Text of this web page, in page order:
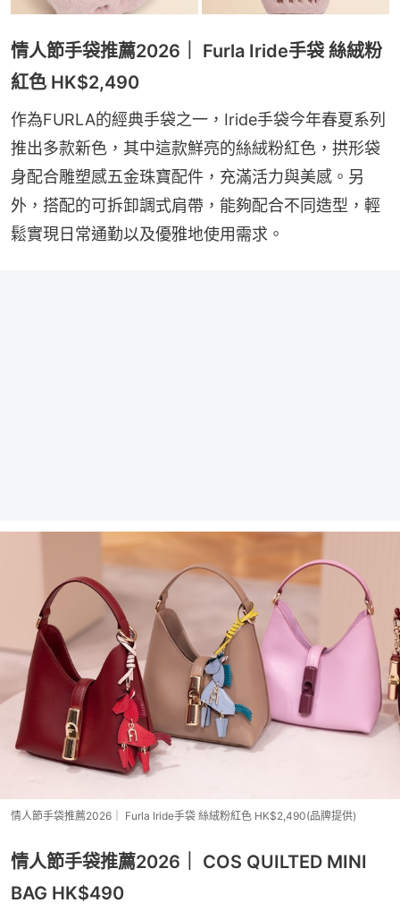
情人節手袋推薦2026｜ Furla Iride手袋 絲絨粉
紅色 HK$2,490
作為FURLA的經典手袋之一，Iride手袋今年春夏系列
推出多款新色，其中這款鮮亮的絲絨粉紅色，拱形袋
身配合雕塑感五金珠寶配件，充滿活力與美感。另
外，搭配的可拆卸調式肩帶，能夠配合不同造型，輕
鬆實現日常通勤以及優雅地使用需求。
情人節手袋推薦2026｜ Furla Iride手袋 絲絨粉紅色 HK$2,490(品牌提供)
情人節手袋推薦2026｜ COS QUILTED MINI
BAG HK$‌490